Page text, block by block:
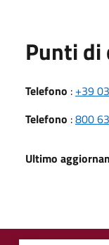
Punti
Telefono : +39
Telefono :800
Ultimo